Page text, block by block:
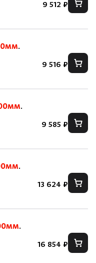
9 512 ₽
.
9 516 ₽
.
9 585 ₽
.
13 624 ₽
.
16 854 ₽
Скрыть/
Скрыть/
Войти